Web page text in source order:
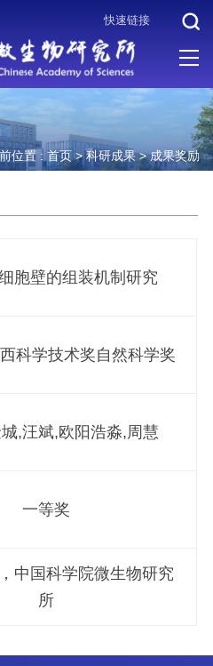
快速链接
位置 : 首页>科研成果>成果奖励
胞壁的组装机制研究
科学技术奖自然科学奖
,汪斌,欧阳浩淼,周慧
一等奖
中国科学院微生物研究
所